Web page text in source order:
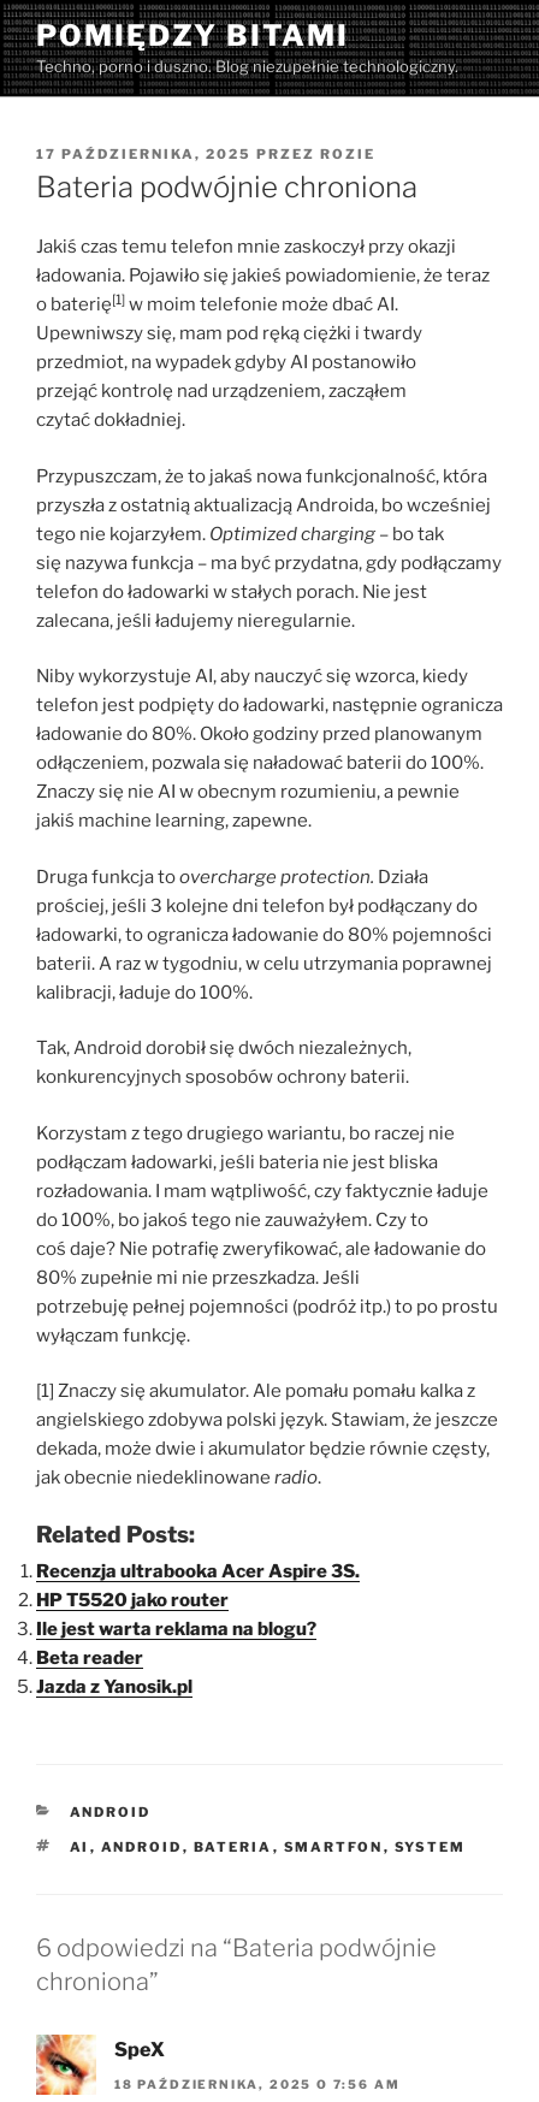
Przejdź
do
treści
POMIĘDZY BITAMI
Techno, porno i duszno. Blog niezupełnie technologiczny.
OPUBLIKOWANE
W
17 PAŹDZIERNIKA, 2025 PRZEZ ROZIE
Bateria podwójnie chroniona
Jakiś czas temu telefon mnie zaskoczył przy okazji
ładowania. Pojawiło się jakieś powiadomienie, że teraz
o baterię[1] w moim telefonie może dbać AI.
Upewniwszy się, mam pod ręką ciężki i twardy
przedmiot, na wypadek gdyby AI postanowiło
przejąć kontrolę nad urządzeniem, zacząłem
czytać dokładniej.
Przypuszczam, że to jakaś nowa funkcjonalność, która
przyszła z ostatnią aktualizacją Androida, bo wcześniej
tego nie kojarzyłem. Optimized charging – bo tak
się nazywa funkcja – ma być przydatna, gdy podłączamy
telefon do ładowarki w stałych porach. Nie jest
zalecana, jeśli ładujemy nieregularnie.
Niby wykorzystuje AI, aby nauczyć się wzorca, kiedy
telefon jest podpięty do ładowarki, następnie ogranicza
ładowanie do 80%. Około godziny przed planowanym
odłączeniem, pozwala się naładować baterii do 100%.
Znaczy się nie AI w obecnym rozumieniu, a pewnie
jakiś machine learning, zapewne.
Druga funkcja toovercharge protection. Działa
prościej, jeśli 3 kolejne dni telefon był podłączany do
ładowarki, to ogranicza ładowanie do 80% pojemności
baterii. A raz w tygodniu, w celu utrzymania poprawnej
kalibracji, ładuje do 100%.
Tak, Android dorobił się dwóch niezależnych,
konkurencyjnych sposobów ochrony baterii.
Korzystam z tego drugiego wariantu, bo raczej nie
podłączam ładowarki, jeśli bateria nie jest bliska
rozładowania. I mam wątpliwość, czy faktycznie ładuje
do 100%, bo jakoś tego nie zauważyłem. Czy to
coś daje? Nie potrafię zweryfikować, ale ładowanie do
80% zupełnie mi nie przeszkadza. Jeśli
potrzebuję pełnej pojemności (podróż itp.) to po prostu
wyłączam funkcję.
[1] Znaczy się akumulator. Ale pomału pomału kalka z
angielskiego zdobywa polski język. Stawiam, że jeszcze
dekada, może dwie i akumulator będzie równie częsty,
jak obecnie niedeklinowane radio.
Related Posts:
Recenzja ultrabooka Acer Aspire 3S.
HP T5520 jako router
Ile jest warta reklama na blogu?
Beta reader
Jazda z Yanosik.pl
KATEGORIE
ANDROID
TAGI
AI , ANDROID , BATERIA , SMARTFON , SYSTEM
6 odpowiedzi na “Bateria podwójnie
chroniona”
SpeX
18 PAŹDZIERNIKA, 2025 O 7:56 AM